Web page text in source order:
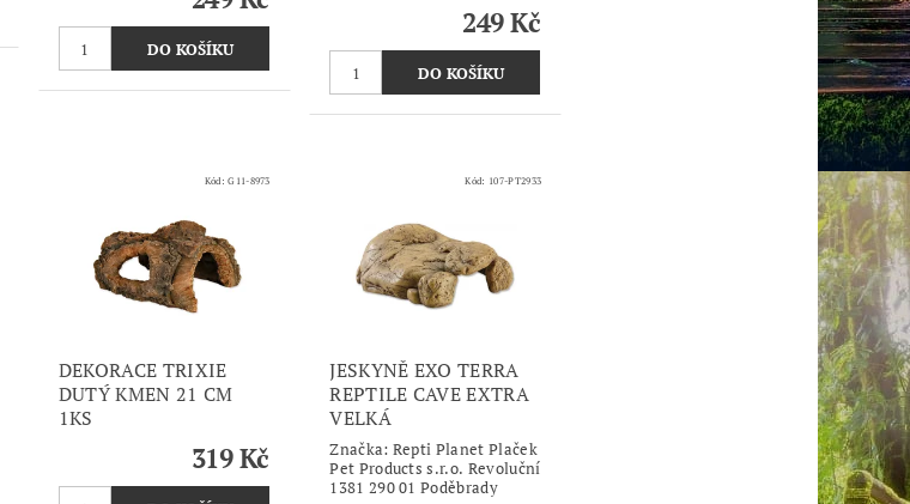
249 Kč
Kód:G11-8973
DEKORACE TRIXIE
DUTÝ KMEN 21 CM
1KS
319 Kč
Kód: 107-PT2933
JESKYNĚ EXO TERRA
REPTILE CAVE EXTRA
VELKÁ
Značka: Repti Planet Plaček
Pet Products s.r.o. Revoluční
1381 290 01 Poděbrady